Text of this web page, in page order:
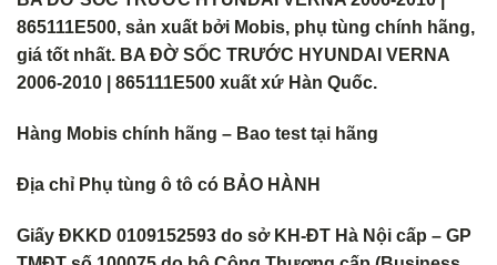
865111E500, sản xuất bởi Mobis, phụ tùng chính hãng,
giá tốt nhất. BA ĐỜ SỐC TRƯỚC HYUNDAI VERNA
2006-2010 | 865111E500 xuất xứ Hàn Quốc.
Hàng Mobis chính hãng – Bao test tại hãng
Địa chỉ Phụ tùng ô tô có BẢO HÀNH
Giấy ĐKKD 0109152593 do sở KH-ĐT Hà Nội cấp – GP